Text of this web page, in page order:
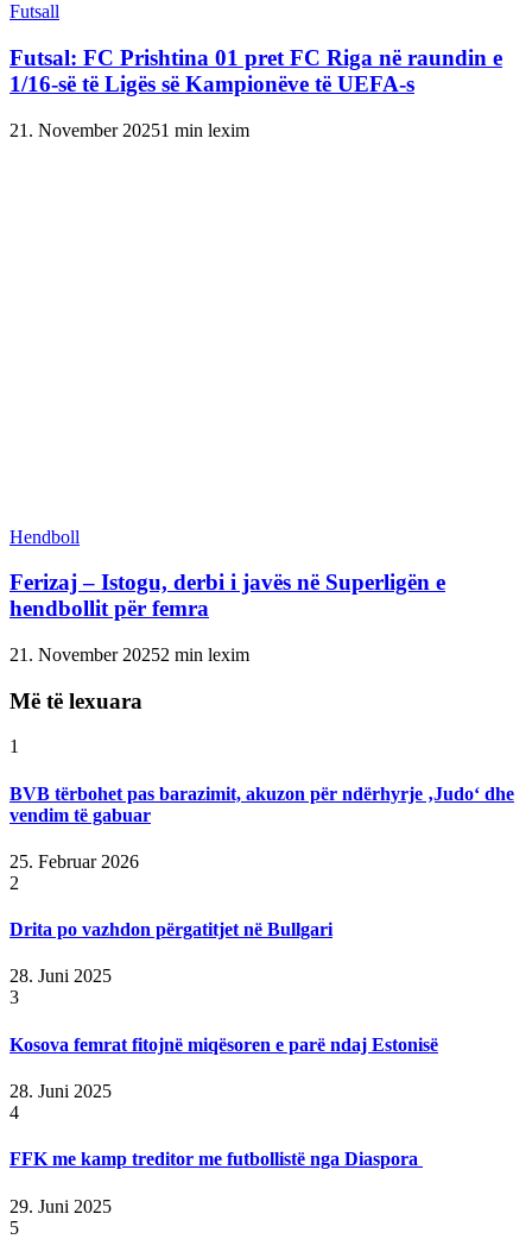
Futsall
Futsal: FC Prishtina 01 pret FC Riga në raundin e
1/16-së të Ligës së Kampionëve të UEFA-s
21. November 20251 min lexim
Hendboll
Ferizaj – Istogu, derbi i javës në Superligën e
hendbollit për femra
21. November 20252 min lexim
Më të lexuara
1
BVB tërbohet pas barazimit, akuzon për ndërhyrje ‚Judo‘ dhe
vendim të gabuar
25. Februar 2026
2
Drita po vazhdon përgatitjet në Bullgari
28. Juni 2025
3
Kosova femrat fitojnë miqësoren e parë ndaj Estonisë
28. Juni 2025
4
FFK me kamp treditor me futbollistë nga Diaspora
29. Juni 2025
5